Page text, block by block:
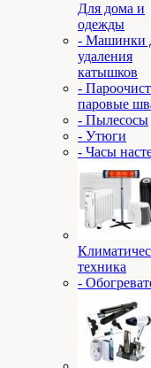
Для дома и
одежды
- Машинки
удаления
катышков
-
паровые
- Пылесосы
- Утюги
- Часы
техника
-